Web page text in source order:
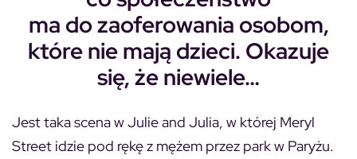
ma do zaoferowania osobom,
które nie mają dzieci. Okazuje
się, że niewiele…
Jest taka scena wJulie and Julia, w której Meryl
Street idzie pod rękę z mężem przez park w Paryżu.